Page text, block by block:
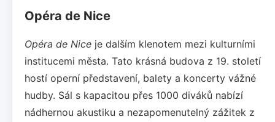
Opéra de Nice
Opéra de Nice je dalším klenotem mezi kulturními
institucemi města. Tato krásná budova z 19. století
hostí operní představení, balety a koncerty vážné
hudby. Sál s kapacitou přes 1000 diváků nabízí
nádhernou akustiku a nezapomenutelný zážitek z